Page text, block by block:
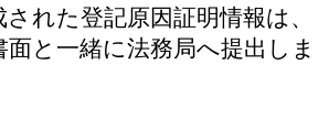
れた登記原因証明情報は、
と一緒に法務局へ提出しま